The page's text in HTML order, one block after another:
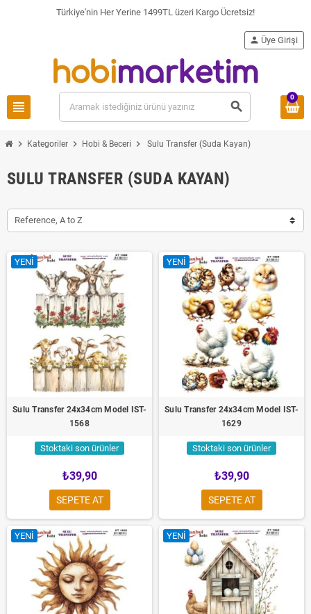
Türkiye'nin Her Yerine 1499TL üzeri Kargo Ücretsiz!
view_headline search
person Üye Girişi
0
chevron_right Kategoriler chevron_right Hobi & Beceri chevron_right Sulu Transfer (Suda Kayan)
SULU TRANSFER (SUDA KAYAN)
Reference, A to Z
YENI
Sulu Transfer 24x34cm Model IST-
1568
Stoktaki son ürünler
₺39,90
SEPETE AT
YENI
Sulu Transfer 24x34cm Model IST-
1629
Stoktaki son ürünler
₺39,90
SEPETE AT
YENI YENI